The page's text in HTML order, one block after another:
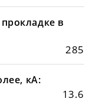
в
285
кА:
13.6